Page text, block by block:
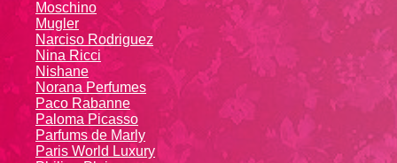
Moschino
Mugler
Narciso Rodriguez
Nina Ricci
Nishane
Norana Perfumes
Paco Rabanne
Paloma Picasso
Parfums de Marly
Paris World Luxury